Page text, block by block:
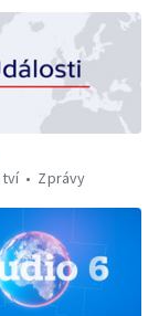
Zprávy